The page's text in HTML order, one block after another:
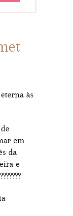
às
em
da
e